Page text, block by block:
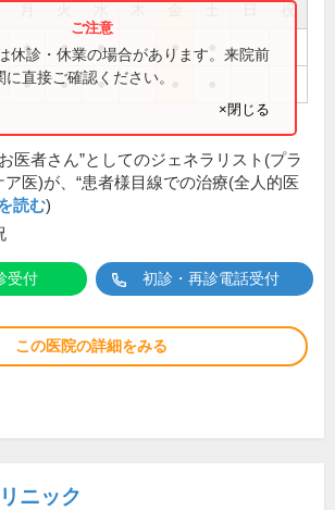
祝
● ● ● ●
● ● ●
休診・休業の場合があります。来院前
直接ご確認ください。
×閉じる
医者さん”としてのジェネラリスト(プラ
ア医)が、“患者様目線での治療(全人的医
読む)
受付 初診・再診電話受付
この医院の詳細をみる
ニック